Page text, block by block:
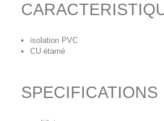
isolation PVC
CU étamé
SPECIFICATIONS